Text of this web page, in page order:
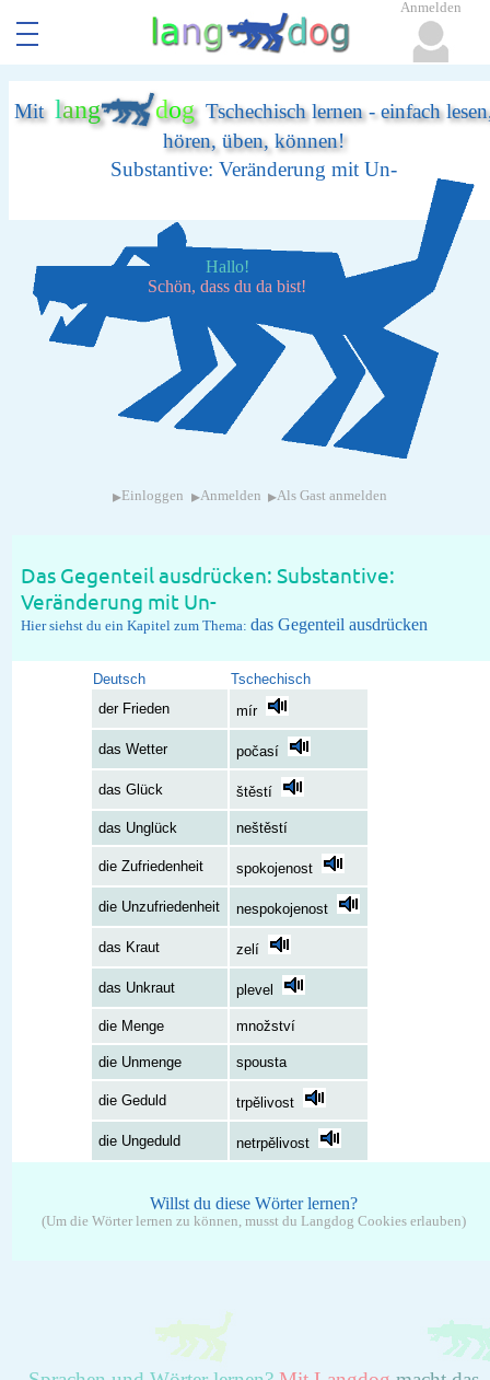
Mit lang dogTschechisch lernen - einfach
hören, üben, können!
Substantive: Veränderung mit Un-
Hallo!
Schön, dass du da bist!
▸ Einloggen ▸Anmelden ▸Als Gast anmelden
Das Gegenteil ausdrücken: Substantive:
Veränderung mit Un-
Hier siehst du ein Kapitel zum Thema:das Gegenteil ausdrücken
Deutsch
Tschechisch
der Frieden
mír
das Wetter počasí
das Glück štěstí
das Unglück neštěstí
die Zufriedenheit spokojenost
die Unzufriedenheit nespokojenost
das Kraut zelí
das Unkraut plevel
die Menge množství
die Unmenge spousta
die Geduld trpělivost
die Ungeduld netrpělivost
Willst du diese Wörter lernen?
(Um die Wörter lernen zu können, musst du Langdog Cookies erlauben)
Anmelden